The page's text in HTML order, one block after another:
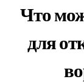
Что
для